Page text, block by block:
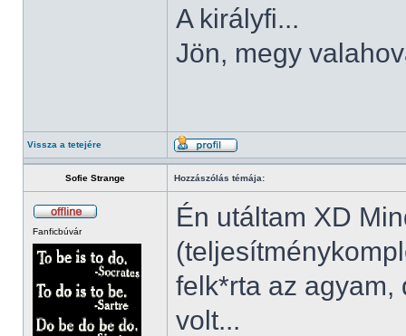
A királyfi...
Jön, megy
Vissza a tetejére
Sofie Strange Hozzászólás témája:
Fanficbúvár
Én utáltam XD
felk*rta az agyam,
volt...